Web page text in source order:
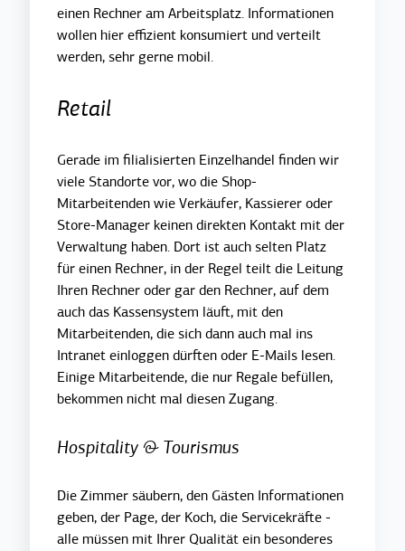
einen Rechner am Arbeitsplatz. Informationen
wollen hier effizient konsumiert und verteilt
werden, sehr gerne mobil.
Retail
Gerade im filialisierten Einzelhandel finden wir
viele Standorte vor, wo die Shop-
Mitarbeitenden wie Verkäufer, Kassierer oder
Store-Manager keinen direkten Kontakt mit der
Verwaltung haben. Dort ist auch selten Platz
für einen Rechner, in der Regel teilt die Leitung
Ihren Rechner oder gar den Rechner, auf dem
auch das Kassensystem läuft, mit den
Mitarbeitenden, die sich dann auch mal ins
Intranet einloggen dürften oder E-Mails lesen.
Einige Mitarbeitende, die nur Regale befüllen,
bekommen nicht mal diesen Zugang.
Hospitality & Tourismus
Die Zimmer säubern, den Gästen Informationen
geben, der Page, der Koch, die Servicekräfte -
alle müssen mit Ihrer Qualität ein besonderes